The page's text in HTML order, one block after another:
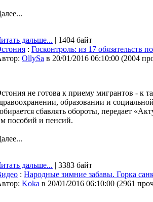
дальше... | 1404 байт
: Госконтроль: из 17 обязательств
OllySa в 20/01/2016 06:10:00 (2004
не готова к приему мигрантов - к
образовании и
сбавлять обороты, передает
пособий и пенсий.
дальше... | 3383 байт
: Народные зимние забавы. Горка
Koka в 20/01/2016 06:10:00 (2961